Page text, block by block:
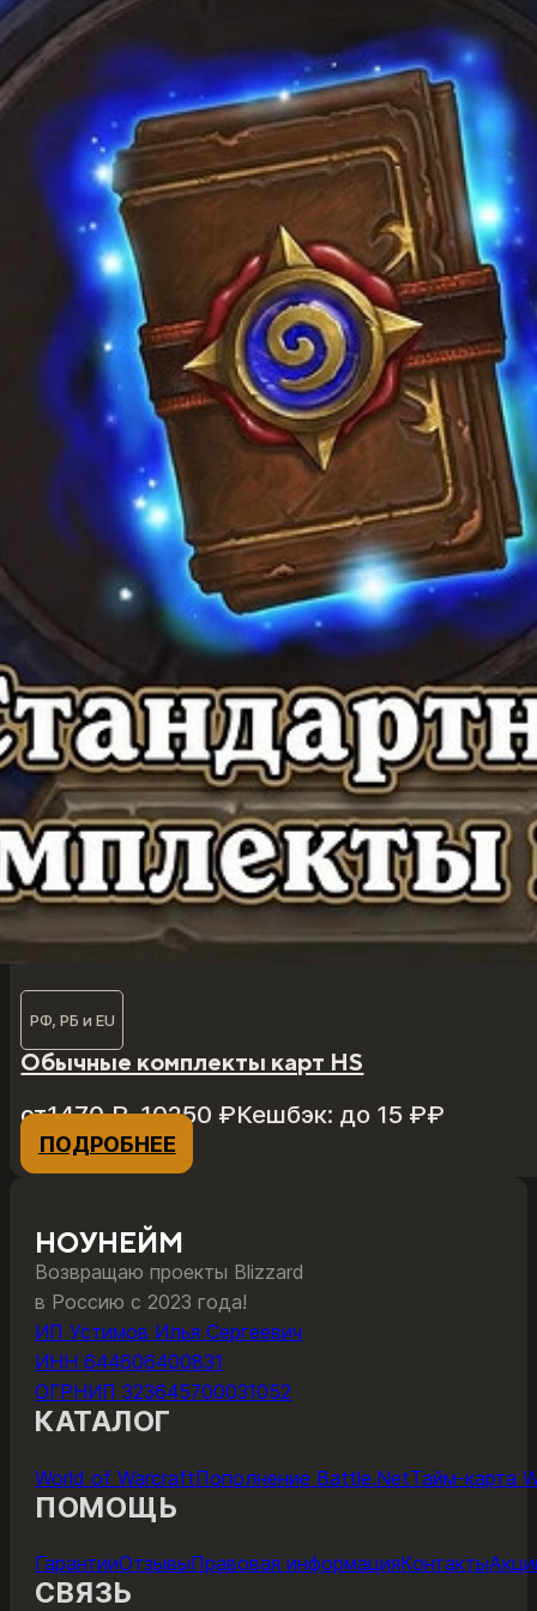
РФ, РБ и EU
Обычные комплекты карт HS
от1470₽–10250 ₽
Диапазон
цен:
1470 ₽
10250 ₽
Кешбэк: до 15 ₽₽
ПОДРОБНЕЕ
товар
вариаций.
Опции
можно
выбрать
на
НОУНЕЙМ
Возвращаю проекты Blizzard
в Россию с 2023 года!
ИП Устимов Илья Сергеевич
ИНН 644606400831
ОГРНИП 323645700031052
КАТАЛОГ
World of WarcraftПополнение Battle.NetТайм-карта
ПОМОЩЬ
ГарантииОтзывыПравовая информацияКонтакты
СВЯЗЬ